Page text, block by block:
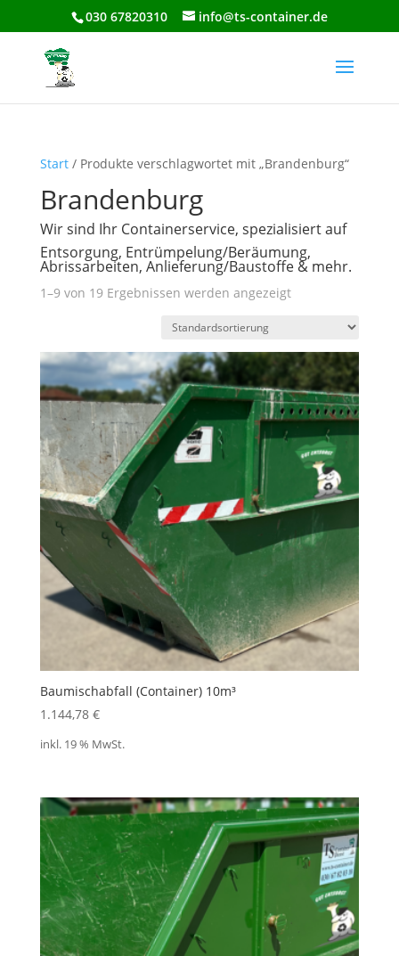
030 67820310 info@ts-container.de
Start/ Produkte verschlagwortet mit „Brandenburg“
Brandenburg
Wir sind Ihr Containerservice, spezialisiert auf
Entsorgung, Entrümpelung/Beräumung,
Abrissarbeiten, Anlieferung/Baustoffe & mehr.
1–9 von 19 Ergebnissen werden angezeigt
Baumischabfall (Container) 10m³
1.144,78 €
inkl. 19 % MwSt.